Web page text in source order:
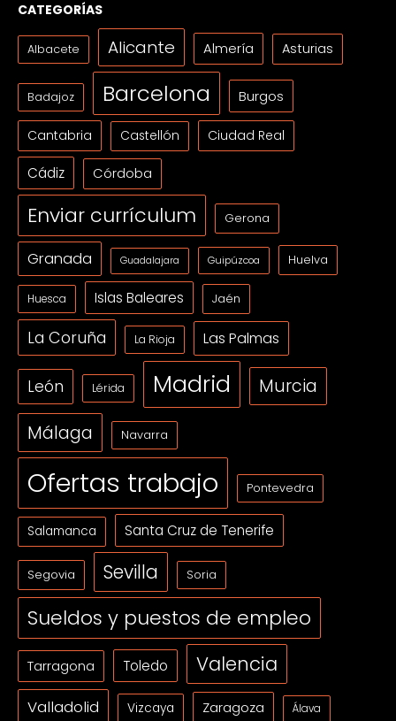
CATEGORÍAS
Albacete Alicante Almería Asturias
Badajoz Barcelona Burgos
Cantabria Castellón Ciudad Real
Cádiz Córdoba
Enviar currículum Gerona
Granada Guadalajara Guipúzcoa Huelva
Huesca Islas Baleares Jaén
La Coruña La Rioja Las Palmas
León Lérida Madrid Murcia
Málaga Navarra
Ofertas trabajo Pontevedra
Salamanca Santa Cruz de Tenerife
Segovia Sevilla Soria
Sueldos y puestos de empleo
Tarragona Toledo Valencia
Valladolid Vizcaya Zaragoza Álava